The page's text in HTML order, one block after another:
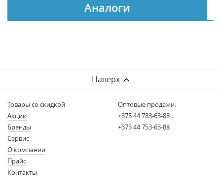
Аналоги
Наверх
Товары со скидкой
Акции
Бренды
Сервис
О компании
Прайс
Контакты
Оптовые продажи:
+375 44 783-63-88
+375 44 753-63-88